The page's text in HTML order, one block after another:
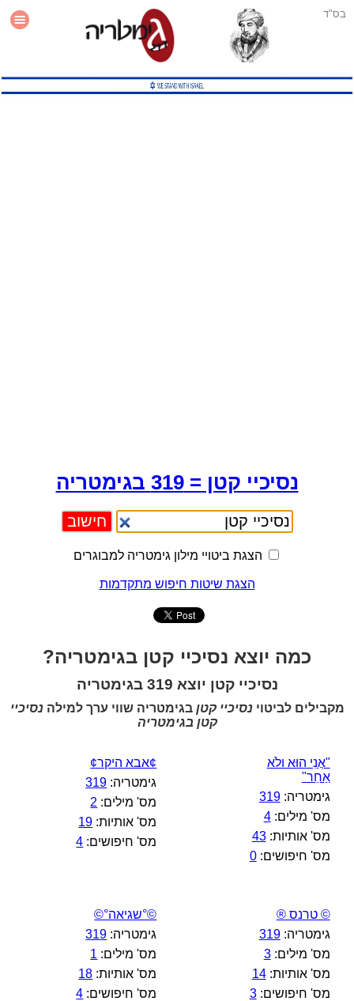
בס"ד
עזרה
נסיכיי קטן = 319 בגימטריה
הצגת ביטויי מילון גימטריה למבוגרים
הצגת שיטות חיפוש מתקדמות
כמה יוצא נסיכיי קטן בגימטריה?
נסיכיי קטן יוצא 319 בגימטריה
מקבילים לביטוי נסיכיי קטן בגימטריה שווי ערך למילה נסיכיי
קטן בגימטריה
"אֲנִי הוּא ולֹא
אַחֵר"
גימטריה:319
מס' מילים:4
מס' אותיות:43
מס' חיפושים:0
¢אבא היקר¢
גימטריה: 319
מס' מילים: 2
מס' אותיות: 19
מס' חיפושים: 4
© טרנס ®
גימטריה:319
מס' מילים:3
מס' אותיות:14
מס' חיפושים:3
©°שגיאה°©
גימטריה: 319
מס' מילים: 1
מס' אותיות: 18
מס' חיפושים: 4